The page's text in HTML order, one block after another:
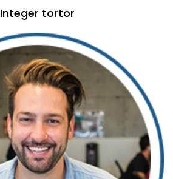
Integer tortor